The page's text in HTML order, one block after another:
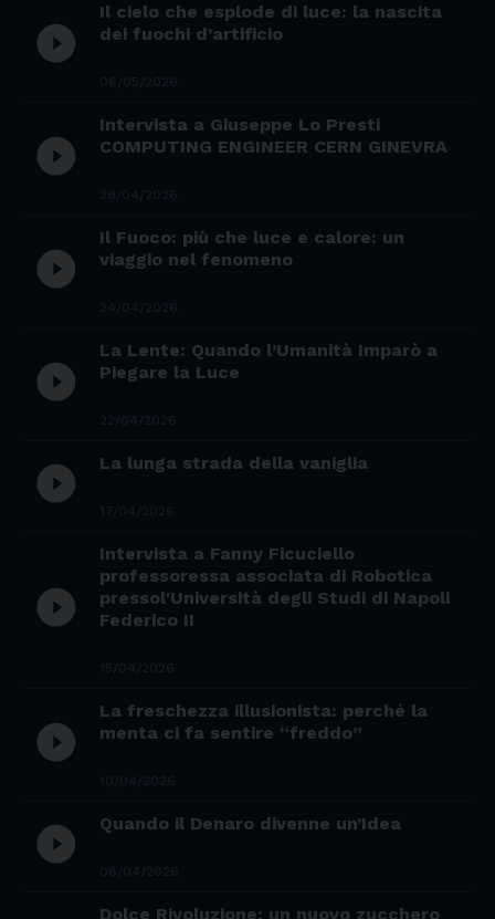
play_circle_filled
Il cielo che esplode di luce: la nascita
dei fuochi d’artificio
play_circle_filled
Intervista a Giuseppe Lo Presti
COMPUTING ENGINEER CERN GINEVRA
play_circle_filled
Il Fuoco: più che luce e calore: un
viaggio nel fenomeno
play_circle_filled
La Lente: Quando l’Umanità Imparò a
Piegare la Luce
play_circle_filled La lunga strada della vaniglia
play_circle_filled
Intervista a Fanny Ficuciello
professoressa associata di Robotica
pressol'Università degli Studi di Napoli
Federico II
play_circle_filled
La freschezza illusionista: perché la
menta ci fa sentire “freddo”
play_circle_filled Quando il Denaro divenne un’Idea
Dolce Rivoluzione: un nuovo zucchero